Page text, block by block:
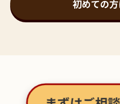
■茨城店 ホンダ ディオ スクーター、バイ
初めての